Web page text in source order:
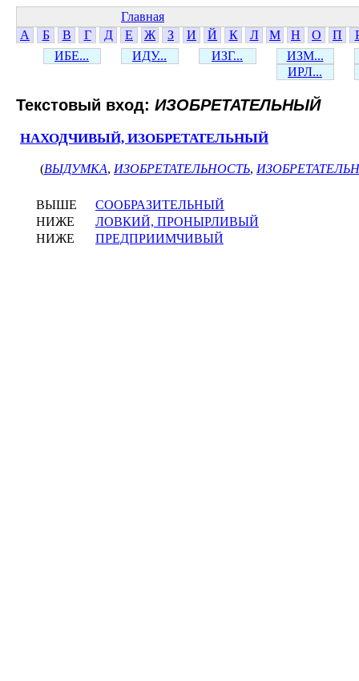
Главная
А
Б В Г Д Е Ж З И Й К Л М Н О П
ИБЕ...
ИДУ... ИЗГ...
ИЗМ...
ИРЛ...
Текстовый вход: ИЗОБРЕТАТЕЛЬНЫЙ
НАХОДЧИВЫЙ, ИЗОБРЕТАТЕЛЬНЫЙ
(ВЫДУМКА, ИЗОБРЕТАТЕЛЬНОСТЬ,
ВЫШЕ
СООБРАЗИТЕЛЬНЫЙ
НИЖЕ
ЛОВКИЙ, ПРОНЫРЛИВЫЙ
НИЖЕ
ПРЕДПРИИМЧИВЫЙ